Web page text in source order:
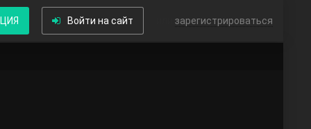
Войти на сайт зарегистрироваться